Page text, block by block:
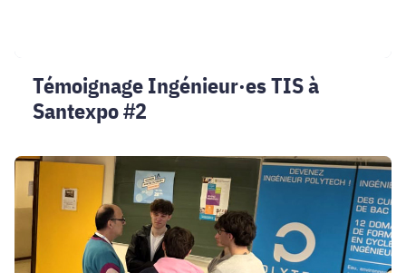
Témoignage Ingénieur·es TIS à
Santexpo #2
Journée
du
lycéen
2026